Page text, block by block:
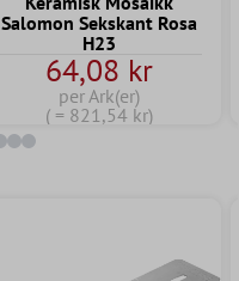
Salomon Sekskant Rosa
H23
64,08 kr
per Ark(er)
( = 821,54 kr)